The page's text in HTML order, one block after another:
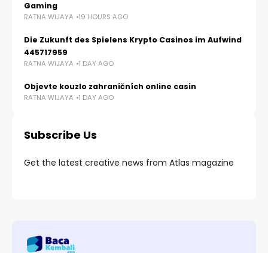
Gaming
RATNA WIJAYA 19 HOURS AGO
Die Zukunft des Spielens Krypto Casinos im Aufwind
445717959
RATNA WIJAYA 1 DAY AGO
Objevte kouzlo zahraničních online casin
RATNA WIJAYA 1 DAY AGO
Subscribe Us
Get the latest creative news from Atlas magazine